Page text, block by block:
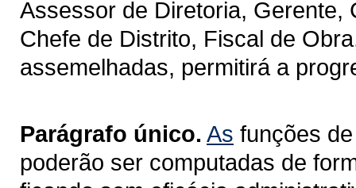
Assessor de Diretoria, Gerente,
Chefe de Distrito, Fiscal de
assemelhadas, permitirá a
Parágrafo único. As funções
poderão ser computadas de